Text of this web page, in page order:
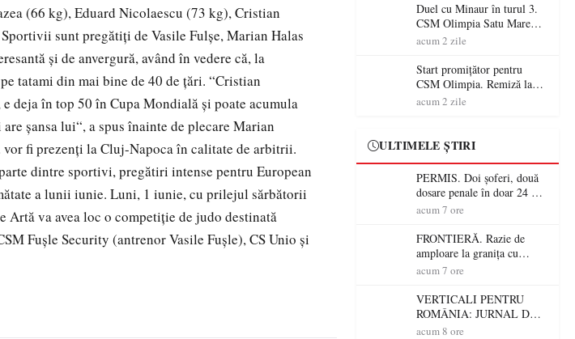
(66 kg), Eduard Nicolaescu (73 kg), Cristian
sunt pregătiţi de Vasile Fulşe, Marian Halas
şi de anvergură, având în vedere că, la
tatami din mai bine de 40 de ţări. “Cristian
deja în top 50 în Cupa Mondială şi poate acumula
şansa lui“, a spus înainte de plecare Marian
vor fi prezenţi la Cluj-Napoca în calitate de arbitrii.
dintre sportivi, pregătiri intense pentru European
a lunii iunie. Luni, 1 iunie, cu prilejul sărbătorii
va avea loc o competiție de judo destinată
Fușle Security (antrenor Vasile Fușle), CS Unio și
Duel cu Minaur în turul 3.
CSM Olimpia Satu Mare
începe aventura în Cupa
acum 2 zile
Start promițător pentru
CSM Olimpia. Remiză la
Dumbrăvița în debutul
acum 2 zile
ULTIMELE ȘTIRI
PERMIS. Doi șoferi, două
dosare penale în doar 24 de
ore la Petea! Unul avea
nu a avut niciodată permis
acum 7 ore
FRONTIERĂ. Razie de
amploare la granița cu
Ungaria! 800 de persoane și
verificate
acum 7 ore
VERTICALI PENTRU
ROMÂNIA: JURNAL DE
CĂLĂTORIE FIJET
acum 8 ore